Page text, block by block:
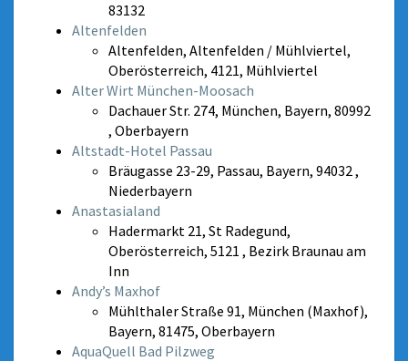
83132
Altenfelden
Altenfelden, Altenfelden / Mühlviertel,
Oberösterreich, 4121, Mühlviertel
Alter Wirt München-Moosach
Dachauer Str. 274, München, Bayern, 80992
, Oberbayern
Altstadt-Hotel Passau
Bräugasse 23-29, Passau, Bayern, 94032 ,
Niederbayern
Anastasialand
Hadermarkt 21, St Radegund,
Oberösterreich, 5121 , Bezirk Braunau am
Inn
Andy’s Maxhof
Mühlthaler Straße 91, München (Maxhof),
Bayern, 81475, Oberbayern
AquaQuell Bad Pilzweg